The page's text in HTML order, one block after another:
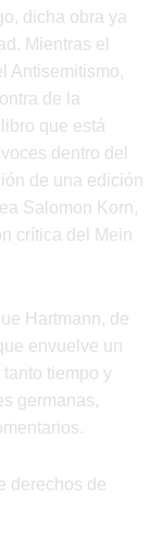
dicha obra ya
Mientras el
Antisemitismo,
de la
que está
dentro del
de una edición
Salomon Korn,
crítica del Mein
Hartmann, de
envuelve un
tiempo y
germanas,
derechos de